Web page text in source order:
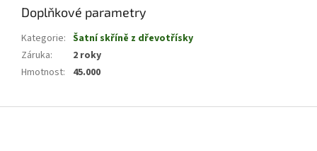
Doplňkové parametry
Kategorie: Šatní skříně z dřevotřísky
Záruka:
2 roky
Hmotnost: 45.000